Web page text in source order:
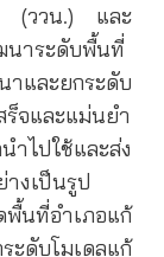
(ววน.) และ
นาระดับพื้นที่
ละยกระดับ
จและแม่นยำ
ำไปใช้และส่ง
งเป็นรูป
พื้นที่อำเภอแก้
ดับโมเดลแก้